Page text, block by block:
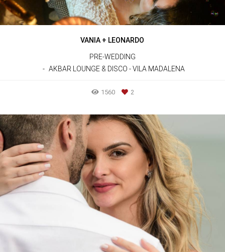
VANIA + LEONARDO
PRE-WEDDING
AKBAR LOUNGE & DISCO - VILA MADALENA
1560 2